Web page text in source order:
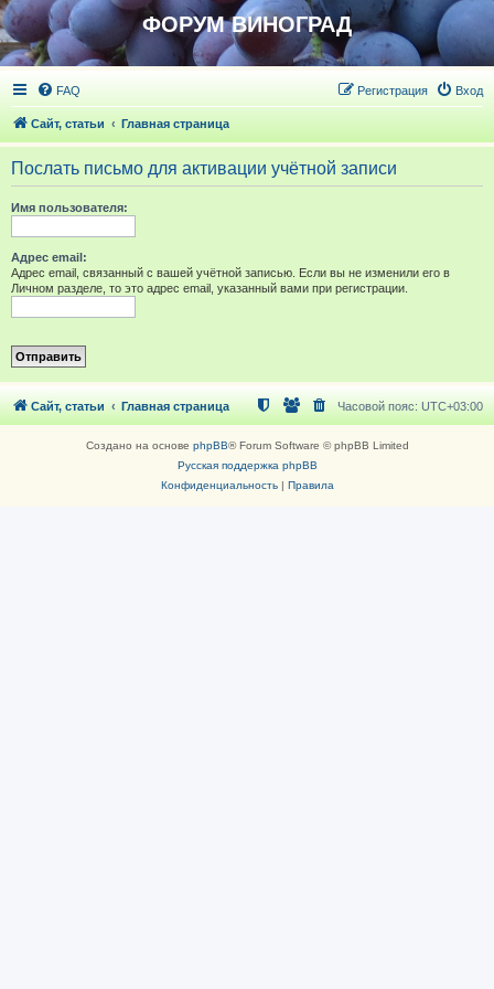
ФОРУМ ВИНОГРАД
FAQ Вход
Регистрация
Сайт, статьи Главная страница
Послать письмо для активации учётной записи
Имя пользователя:
Адрес email:
Адрес email, связанный с вашей учётной записью. Если вы не изменили его в
Личном разделе, то это адрес email, указанный вами при регистрации.
Сайт, статьи Главная страница Часовой пояс: UTC+03:00
Создано на основе phpBB® Forum Software © phpBB Limited
Русская поддержка phpBB
Конфиденциальность| Правила